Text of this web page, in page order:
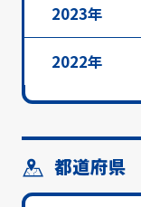
2023年
2022年
都道府県